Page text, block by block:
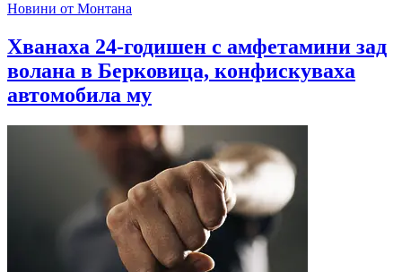
Новини от Монтана
Хванаха 24-годишен с амфетамини зад
волана в Берковица, конфискуваха
автомобила му